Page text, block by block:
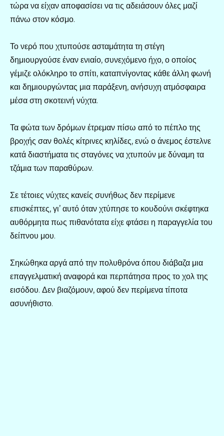
τώρα να είχαν αποφασίσει να τις αδειάσουν όλες μαζί
πάνω στον κόσμο.
Το νερό που χτυπούσε ασταμάτητα τη στέγη
δημιουργούσε έναν ενιαίο, συνεχόμενο ήχο, ο οποίος
γέμιζε ολόκληρο το σπίτι, καταπνίγοντας κάθε άλλη φωνή
και δημιουργώντας μια παράξενη, ανήσυχη ατμόσφαιρα
μέσα στη σκοτεινή νύχτα.
Τα φώτα των δρόμων έτρεμαν πίσω από το πέπλο της
βροχής σαν θολές κίτρινες κηλίδες, ενώ ο άνεμος έστελνε
κατά διαστήματα τις σταγόνες να χτυπούν με δύναμη τα
τζάμια των παραθύρων.
Σε τέτοιες νύχτες κανείς συνήθως δεν περίμενε
επισκέπτες, γι’ αυτό όταν χτύπησε το κουδούνι σκέφτηκα
αυθόρμητα πως πιθανότατα είχε φτάσει η παραγγελία του
δείπνου μου.
Σηκώθηκα αργά από την πολυθρόνα όπου διάβαζα μια
επαγγελματική αναφορά και περπάτησα προς το χολ της
εισόδου. Δεν βιαζόμουν, αφού δεν περίμενα τίποτα
ασυνήθιστο.